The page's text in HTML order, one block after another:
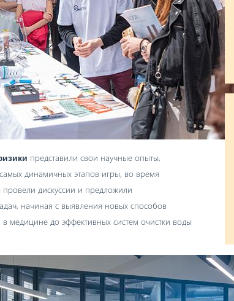
представили свои научные опыты,
динамичных этапов игры, во время
дискуссии и предложили
начиная с выявления новых способов
медицине до эффективных систем очистки воды